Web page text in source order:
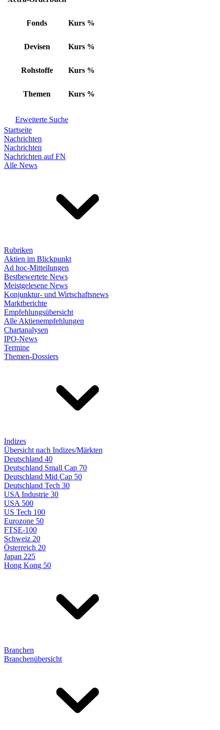
Fonds Kurs %
Devisen Kurs %
Rohstoffe Kurs %
Themen Kurs %
Erweiterte Suche
Startseite
Nachrichten
Nachrichten
Nachrichten auf FN
Alle News
Rubriken
Aktien im Blickpunkt
Ad hoc-Mitteilungen
Bestbewertete News
Meistgelesene News
Konjunktur- und Wirtschaftsnews
Marktberichte
Empfehlungsübersicht
Alle Aktienempfehlungen
Chartanalysen
IPO-News
Termine
Themen-Dossiers
Indizes
Übersicht nach Indizes/Märkten
Deutschland 40
Deutschland Small Cap 70
Deutschland Mid Cap 50
Deutschland Tech 30
USA Industrie 30
USA 500
US Tech 100
Eurozone 50
FTSE-100
Schweiz 20
Österreich 20
Japan 225
Hong Kong 50
Branchen
Branchenübersicht